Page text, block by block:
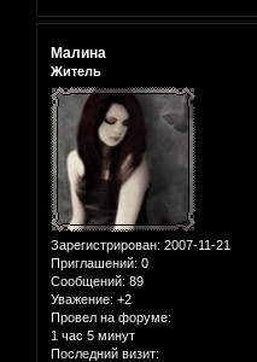
Малина
Житель
Зарегистрирован: 2007-11-21
Приглашений: 0
Сообщений: 89
Уважение: +2
Провел на форуме:
1 час 5 минут
Последний визит: